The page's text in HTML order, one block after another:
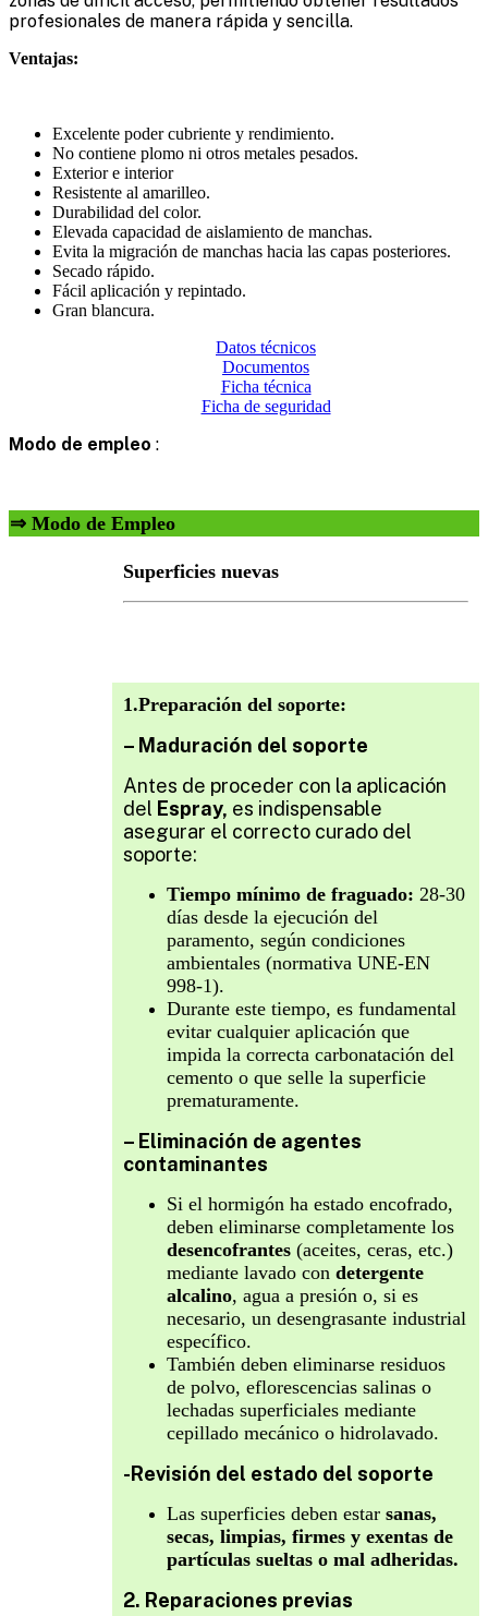
profesionales de manera rápida y sencilla.
Ventajas:
Excelente poder cubriente y rendimiento.
No contiene plomo ni otros metales pesados.
Exterior e interior
Resistente al amarilleo.
Durabilidad del color.
Elevada capacidad de aislamiento de manchas.
Evita la migración de manchas hacia las capas posteriores.
Secado rápido.
Fácil aplicación y repintado.
Gran blancura.
Datos técnicos
Documentos
Ficha técnica
Ficha de seguridad
Modo de empleo :
⇒ Modo de Empleo
Superficies nuevas
1.Preparación del soporte:
– Maduración del soporte
Antes de proceder con la aplicación
del Espray, es indispensable
asegurar el correcto curado del
soporte:
Tiempo mínimo de fraguado: 28-30
días desde la ejecución del
paramento, según condiciones
ambientales (normativa UNE-EN
998-1).
Durante este tiempo, es fundamental
evitar cualquier aplicación que
impida la correcta carbonatación del
cemento o que selle la superficie
prematuramente.
– Eliminación de agentes
contaminantes
Si el hormigón ha estado encofrado,
deben eliminarse completamente los
desencofrantes (aceites, ceras, etc.)
mediante lavado con detergente
alcalino, agua a presión o, si es
necesario, un desengrasante industrial
específico.
También deben eliminarse residuos
de polvo, eflorescencias salinas o
lechadas superficiales mediante
cepillado mecánico o hidrolavado.
-Revisión del estado del soporte
Las superficies deben estar sanas,
secas, limpias, firmes y exentas de
partículas sueltas o mal adheridas.
2. Reparaciones previas